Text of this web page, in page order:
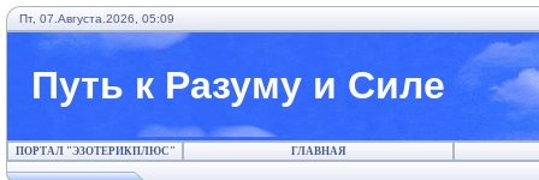
Пт, 07.Августа.2026, 05:09
Путь к Разуму и Силе
ПОРТАЛ "ЭЗОТЕРИКПЛЮС" ГЛАВНАЯ